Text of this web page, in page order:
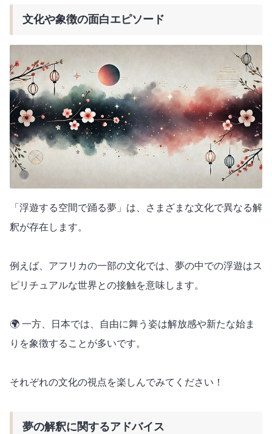
文化や象徴の面白エピソード
「浮遊する空間で踊る夢」は、さまざまな文化で異なる解
釈が存在します。
例えば、アフリカの一部の文化では、夢の中での浮遊はス
ピリチュアルな世界との接触を意味します。
🌍 一方、日本では、自由に舞う姿は解放感や新たな始ま
りを象徴することが多いです。
それぞれの文化の視点を楽しんでみてください！
夢の解釈に関するアドバイス